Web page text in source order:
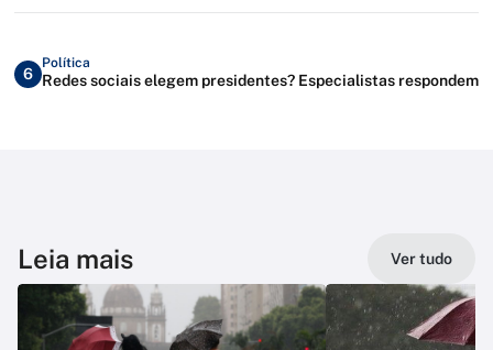
6
Política
Redes sociais elegem presidentes? Especialistas respondem
Leia mais Ver tudo